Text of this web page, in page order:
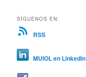
SÍGUENOS EN:
RSS
MUIOL en Linkedin